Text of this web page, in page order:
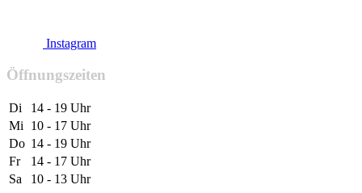
Instagram
Öffnungszeiten
Di
14 - 19 Uhr
Mi
10 - 17 Uhr
Do 14 - 19 Uhr
Fr
14 - 17 Uhr
Sa
10 - 13 Uhr